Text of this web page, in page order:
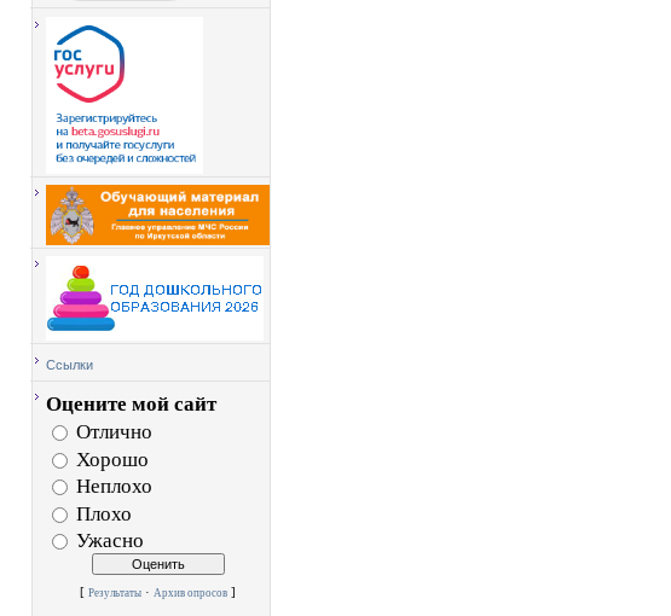
Ссылки
Оцените мой сайт
Отлично
Хорошо
Неплохо
Плохо
Ужасно
[ Результаты · Архив опросов ]